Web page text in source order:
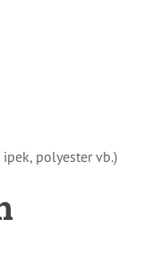
ipek, polyester vb.)